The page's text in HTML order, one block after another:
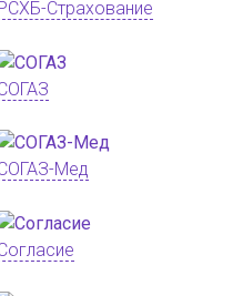
Страхование
Мед